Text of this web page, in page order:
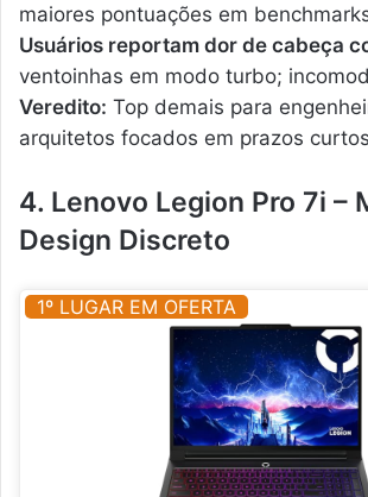
maiores pontuações em
Usuários reportam dor de cabeça
ventoinhas em modo turbo;
Veredito: Top demais para
arquitetos focados em prazos
4. Lenovo Legion Pro 7i –
Design Discreto
1º LUGAR EM OFERTA